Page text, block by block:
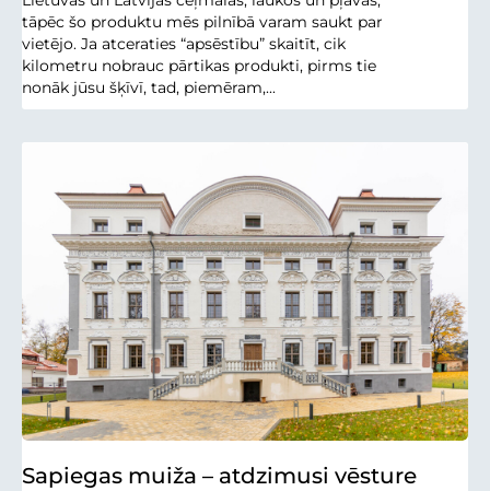
tāpēc šo produktu mēs pilnībā varam saukt par
vietējo. Ja atceraties “apsēstību” skaitīt, cik
kilometru nobrauc pārtikas produkti, pirms tie
nonāk jūsu šķīvī, tad, piemēram,...
Sapiegas muiža – atdzimusi vēsture